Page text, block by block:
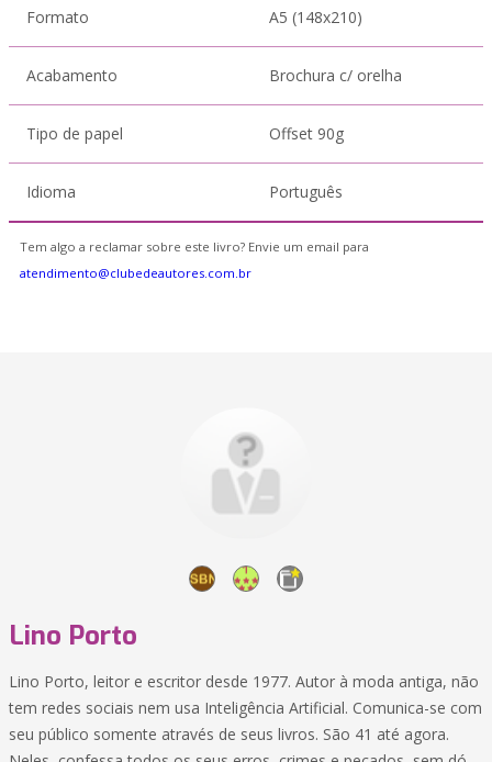
Formato A5 (148x210)
Acabamento Brochura c/ orelha
Tipo de papel Offset 90g
Idioma Português
Tem algo a reclamar sobre este livro? Envie um email para
atendimento@clubedeautores.com.br
Lino Porto
Lino Porto, leitor e escritor desde 1977. Autor à moda antiga, não
tem redes sociais nem usa Inteligência Artificial. Comunica-se com
seu público somente através de seus livros. São 41 até agora.